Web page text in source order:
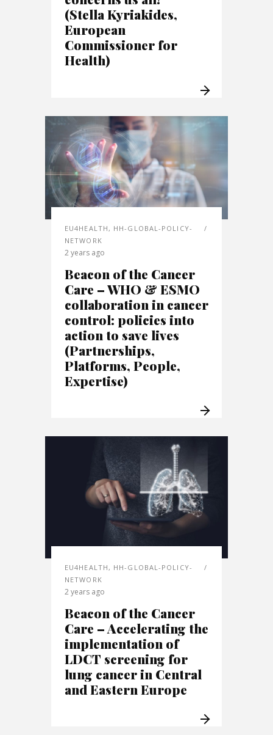
(Stella Kyriakides,
European
Commissioner for
Health)
EU4HEALTH , HH-GLOBAL-POLICY-
NETWORK
2 years ago
Beacon of the Cancer
Care – WHO & ESMO
collaboration in cancer
control: policies into
action to save lives
(Partnerships,
Platforms, People,
Expertise)
EU4HEALTH , HH-GLOBAL-POLICY-
NETWORK
2 years ago
Beacon of the Cancer
Care – Accelerating the
implementation of
LDCT screening for
lung cancer in Central
and Eastern Europe